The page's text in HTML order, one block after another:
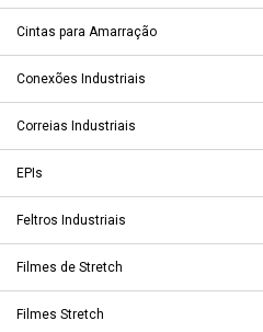
Cintas para Amarração
Conexões Industriais
Correias Industriais
EPIs
Feltros Industriais
Filmes de Stretch
Filmes Stretch